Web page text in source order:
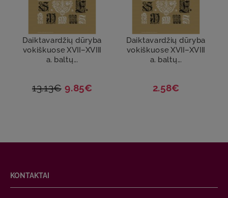
Daiktavardžių dūryba
vokiškuose XVII–XVIII
a. baltų...
13.13€ 9.85€
Daiktavardžių dūryba
vokiškuose XVII–XVIII
a. baltų...
2.58€
KONTAKTAI